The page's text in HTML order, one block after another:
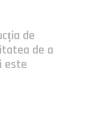
de
de a
este